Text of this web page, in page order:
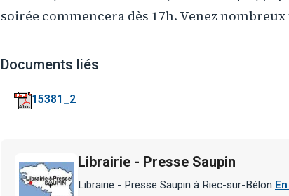
soirée commencera dès 17h. Venez
Documents liés
15381_2
Librairie - Presse Saupin
Librairie - Presse Saupin à Riec-sur-Bélon